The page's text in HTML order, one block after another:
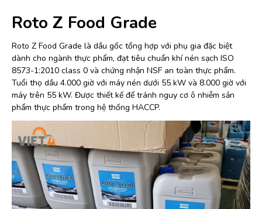
Roto Z Food Grade
Roto Z Food Grade là dầu gốc tổng hợp với phụ gia đặc biệt
dành cho ngành thực phẩm, đạt tiêu chuẩn khí nén sạch ISO
8573-1:2010 class 0 và chứng nhận NSF an toàn thực phẩm.
Tuổi thọ dầu 4.000 giờ với máy nén dưới 55 kW và 8.000 giờ với
máy trên 55 kW. Được thiết kế để tránh nguy cơ ô nhiễm sản
phẩm thực phẩm trong hệ thống HACCP.